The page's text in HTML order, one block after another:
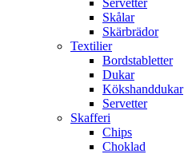
Servetter
Skålar
Skärbrädor
Textilier
Bordstabletter
Dukar
Kökshanddukar
Servetter
Skafferi
Chips
Choklad